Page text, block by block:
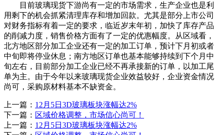
目前玻璃现货下游尚有一定的市场需求，生产企业也是利
用剩下的机会抓紧清理库存和增加回款。尤其是部分上市公司
对财务指标有着一定的要求，临近岁末年初，加快了库存产品
的削减力度，销售价格方面有了一定的优惠幅度。从区域看，
北方地区部分加工企业还有一定的加工订单，预计下月初或者
中旬即将停业休息；南方地区订单也基本能够持续到下个月中
旬左右，目前部分加工企业已经不再承接新的订单，以加工尾
单为主。由于今年以来玻璃现货企业效益较好，企业资金情况
尚可，采购原材料基本不缺资金。
上一篇： 12月5日3D玻璃板块涨幅达2%
下一篇： 区域价格调整，市场信心尚可！
上一篇： 12月5日3D玻璃板块涨幅达2%